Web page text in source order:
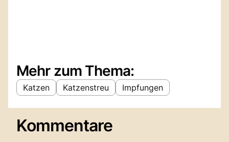
Mehr zum Thema:
Katzen Katzenstreu Impfungen
Kommentare